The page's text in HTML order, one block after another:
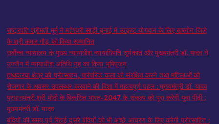
राष्ट्रपति श्रीमती मुर्मु ने महेश्वरी साड़ी बुनाई में उत्कृष्ट योगदान के लिए खरगोन जिले
के श्री कमल गौड़ को किया सम्मानित
सर्वोच्च न्यायालय के मुख्‍य न्‍यायाधीश न्यायाधिपति सूर्यकांत और मुख्यमंत्री डॉ. यादव ने
उज्जैन में न्यायाधीश अतिथि गृह का किया भूमिपूजन
हाथकरघा क्षेत्र को प्रोत्साहन, पारंपरिक कला को संरक्षित करने तथा महिलाओं को
रोजगार के अवसर उपलब्धर करवाने की दिशा में महत्वपूर्ण पहल : मुख्यमंत्री डॉ. यादव
प्रधानमंत्री श्री मोदी के विकसित भारत-2047 के संकल्प को पूरा करेगी युवा पीढ़ी :
मुख्यमंत्री डॉ. यादव
बंदियों की समय पूर्व रिहाई दूसरे बंदियों को भी अच्छे आचरण के लिए करेगी प्रोत्साहित :